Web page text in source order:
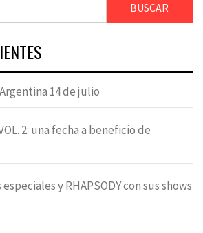
14 de julio
2: una fecha a beneficio de
y RHAPSODY con sus shows